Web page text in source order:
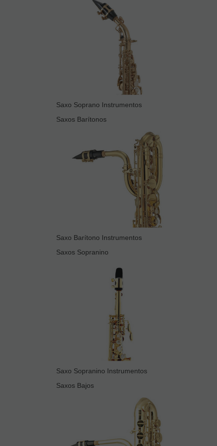
Saxo Soprano Instrumentos
Saxos Barítonos
Saxo Barítono Instrumentos
Saxos Sopranino
Saxo Sopranino Instrumentos
Saxos Bajos